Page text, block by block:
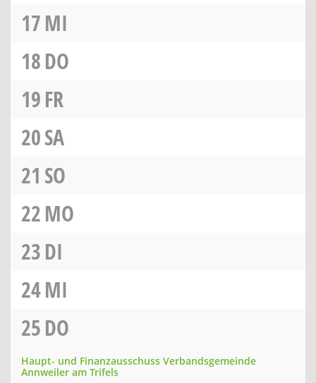
17MI
18DO
19FR
20SA
21 SO
22MO
23DI
24MI
25DO
Haupt- und Finanzausschuss Verbandsgemeinde
Annweiler am Trifels